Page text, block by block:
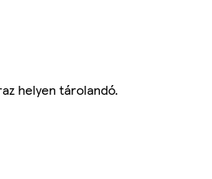
helyen tárolandó.